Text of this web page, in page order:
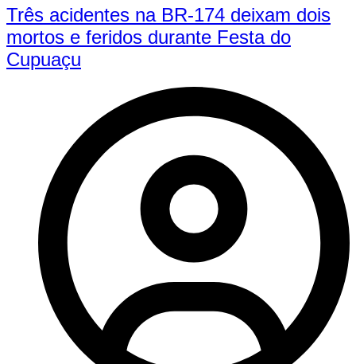
Três acidentes na BR-174 deixam dois
mortos e feridos durante Festa do
Cupuaçu